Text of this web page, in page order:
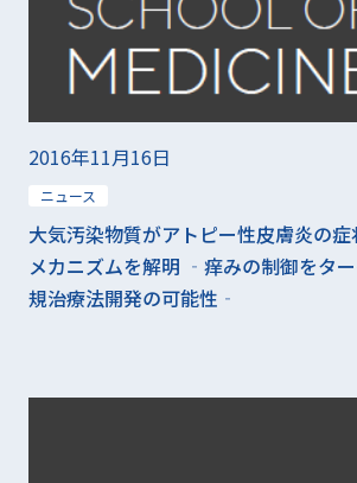
2016年11月16日
ニュース
大気汚染物質がアトピー性皮膚炎の
メカニズムを解明 ‐痒みの制御をタ
規治療法開発の可能性‐